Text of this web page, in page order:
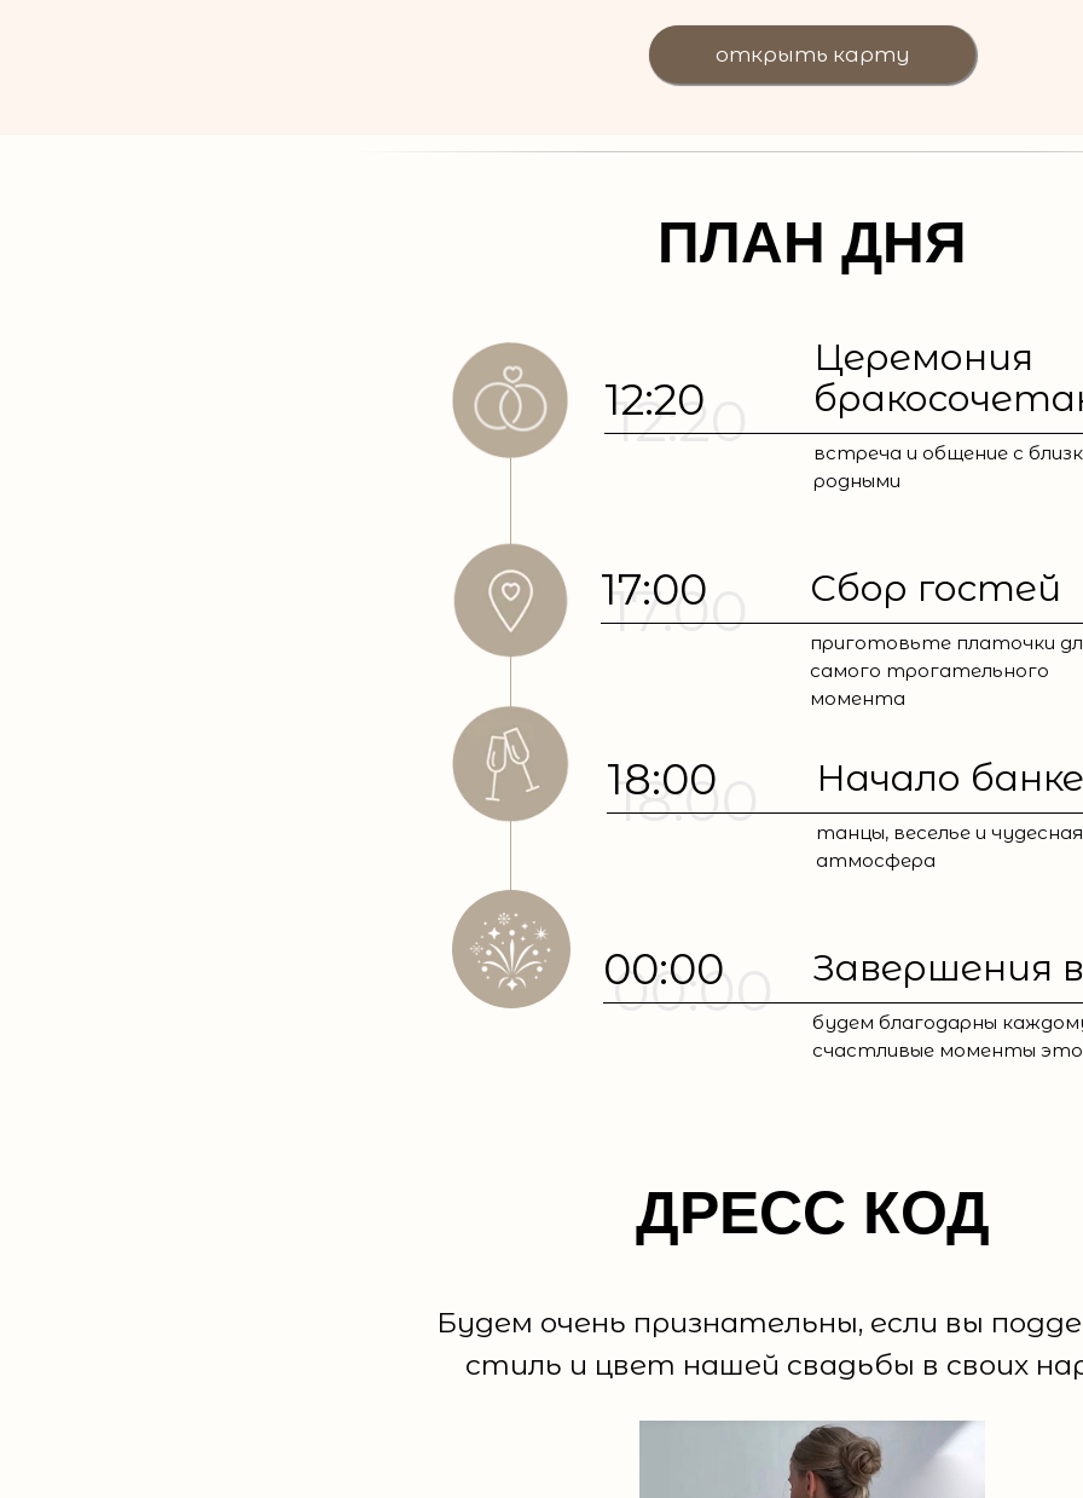
открыть карту
12:20
ПЛАН ДНЯ
12:20
Церемония
встреча и общение с
родными
17:00
17:00 Сбор гостей
приготовьте платочки
самого трогательного
момента
18:00
18:00 Начало
танцы, веселье и чудесная
атмосфера
00:00
00:00 Завершения
будем благодарны
счастливые моменты
ДРЕСС КОД
Будем очень признательны, если вы
стиль и цвет нашей свадьбы в своих